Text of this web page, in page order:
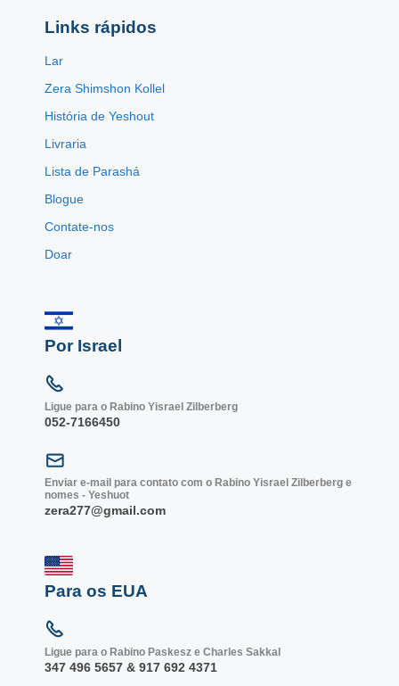
Links rápidos
Lar
Zera Shimshon Kollel
História de Yeshout
Livraria
Lista de Parashá
Blogue
Contate-nos
Doar
Por Israel
Ligue para o Rabino Yisrael Zilberberg
052-7166450
Enviar e-mail para contato com o Rabino Yisrael Zilberberg e
nomes - Yeshuot
zera277@gmail.com
Para os EUA
Ligue para o Rabino Paskesz e Charles Sakkal
347 496 5657 & 917 692 4371